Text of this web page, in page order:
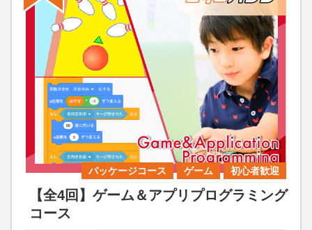
パッケージコース ゲーム 初心者歓迎
【全4回】ゲーム＆アプリプログラミング
コース